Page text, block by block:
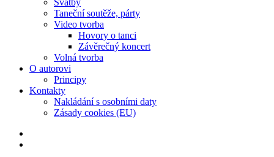
Svatby
Taneční soutěže, párty
Video tvorba
Hovory o tanci
Závěrečný koncert
Volná tvorba
O autorovi
Principy
Kontakty
Nakládání s osobními daty
Zásady cookies (EU)